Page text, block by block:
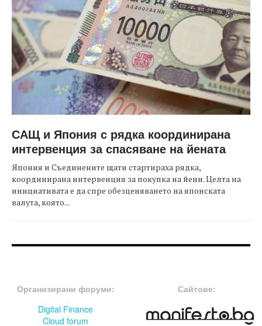
САЩ и Япония с рядка координирана
интервенция за спасяване на йената
Япония и Съединените щати стартираха рядка,
координирана интервенция за покупка на йени. Целта на
инициативата е да спре обезценяването на японската
валута, която...
Организирани форуми:
Digital Finance
Cloud forum
Сайтове: